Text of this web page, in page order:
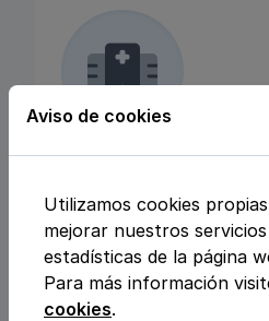
C/ JULIO REY PASTOR
de los Reyes, MADRID
Pediatría
Aviso de cookies
Utilizamos cookies
mejorar nuestros
estadísticas de la página
Para más información
cookies.